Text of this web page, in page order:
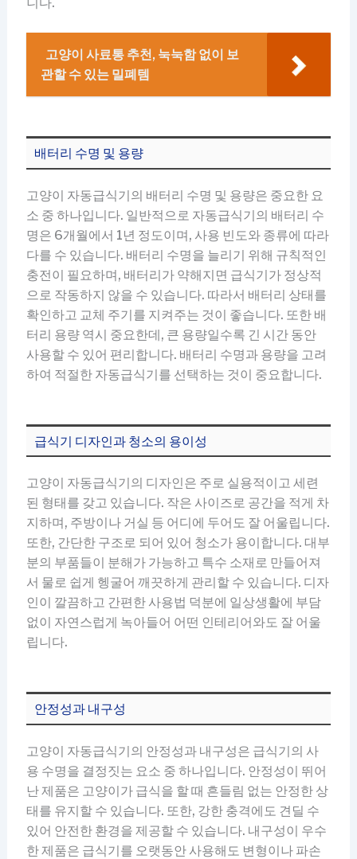
고양이 사료통 추천, 눅눅함 없이 보
관할 수 있는 밀폐템
배터리 수명 및 용량
고양이 자동급식기의 배터리 수명 및 용량은 중요한 요
소 중 하나입니다. 일반적으로 자동급식기의 배터리 수
명은 6개월에서 1년 정도이며, 사용 빈도와 종류에 따라
다를 수 있습니다. 배터리 수명을 늘리기 위해 규칙적인
충전이 필요하며, 배터리가 약해지면 급식기가 정상적
으로 작동하지 않을 수 있습니다. 따라서 배터리 상태를
확인하고 교체 주기를 지켜주는 것이 좋습니다. 또한 배
터리 용량 역시 중요한데, 큰 용량일수록 긴 시간 동안
사용할 수 있어 편리합니다. 배터리 수명과 용량을 고려
하여 적절한 자동급식기를 선택하는 것이 중요합니다.
급식기 디자인과 청소의 용이성
고양이 자동급식기의 디자인은 주로 실용적이고 세련
된 형태를 갖고 있습니다. 작은 사이즈로 공간을 적게 차
지하며, 주방이나 거실 등 어디에 두어도 잘 어울립니다.
또한, 간단한 구조로 되어 있어 청소가 용이합니다. 대부
분의 부품들이 분해가 가능하고 특수 소재로 만들어져
서 물로 쉽게 헹굴어 깨끗하게 관리할 수 있습니다. 디자
인이 깔끔하고 간편한 사용법 덕분에 일상생활에 부담
없이 자연스럽게 녹아들어 어떤 인테리어와도 잘 어울
립니다.
안정성과 내구성
고양이 자동급식기의 안정성과 내구성은 급식기의 사
용 수명을 결정짓는 요소 중 하나입니다. 안정성이 뛰어
난 제품은 고양이가 급식을 할 때 흔들림 없는 안정한 상
태를 유지할 수 있습니다. 또한, 강한 충격에도 견딜 수
있어 안전한 환경을 제공할 수 있습니다. 내구성이 우수
한 제품은 급식기를 오랫동안 사용해도 변형이나 파손